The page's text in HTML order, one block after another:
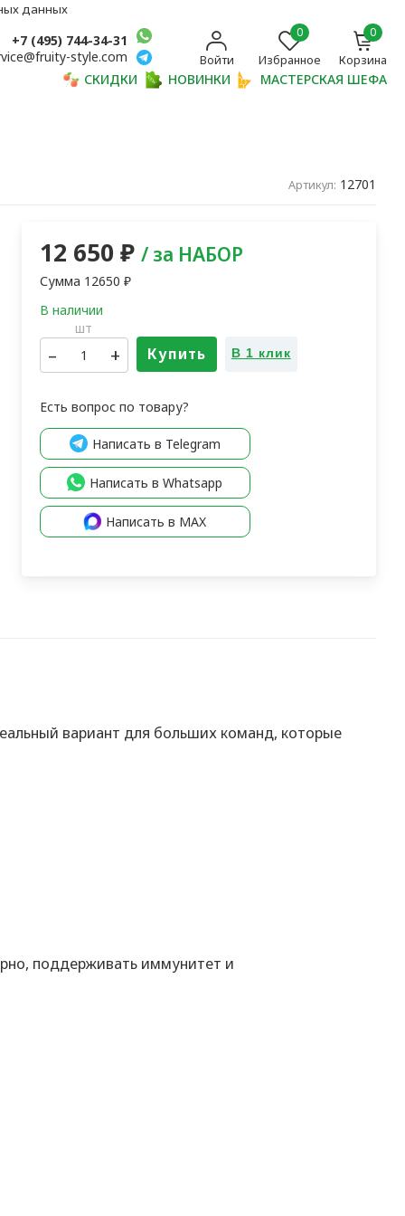
данных
+7 (495) 744-34-31
style.com
Войти
0
Избранное
0
Корзина
СКИДКИ НОВИНКИ
МАСТЕРСКАЯ ШЕФА
Артикул: 12701
12 650 ₽ / за НАБОР
Сумма 12650 ₽
шт
– + Купить В 1 клик
Есть вопрос по товару?
Написать в Telegram
Написать в Whatsapp
Написать в MAX
вариант для больших команд, которые
поддерживать иммунитет и